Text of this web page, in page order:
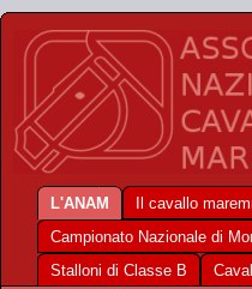
L'ANAM Il cavallo
Campionato Nazionale di
Stalloni di Classe B